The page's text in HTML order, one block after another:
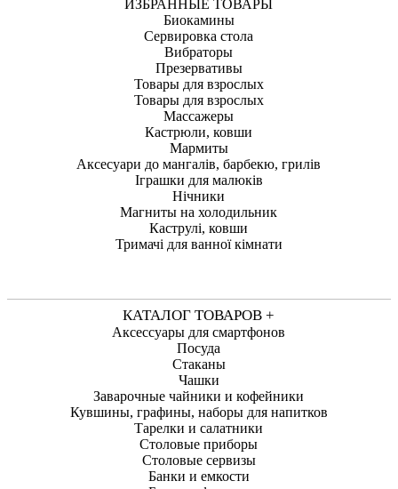
ИЗБРАННЫЕ ТОВАРЫ
Биокамины
Сервировка стола
Вибраторы
Презервативы
Товары для взрослых
Товары для взрослых
Массажеры
Кастрюли, ковши
Мармиты
Аксесуари до мангалів, барбекю, грилів
Іграшки для малюків
Нічники
Магниты на холодильник
Каструлі, ковши
Тримачі для ванної кімнати
КАТАЛОГ ТОВАРОВ +
Аксессуары для смартфонов
Посуда
Стаканы
Чашки
Заварочные чайники и кофейники
Кувшины, графины, наборы для напитков
Тарелки и салатники
Столовые приборы
Столовые сервизы
Банки и емкости